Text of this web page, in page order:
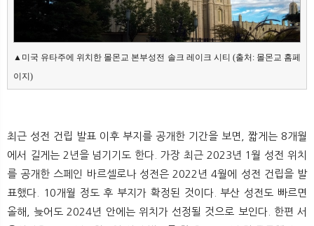
▲미국 유타주에 위치한 몰몬교 본부성전 솔크 레이크 시티 (출처: 몰몬교 홈페
이지)
최근 성전 건립 발표 이후 부지를 공개한 기간을 보면, 짧게는 8개월
에서 길게는 2년을 넘기기도 한다. 가장 최근 2023년 1월 성전 위치
를 공개한 스페인 바르셀로나 성전은 2022년 4월에 성전 건립을 발
표했다. 10개월 정도 후 부지가 확정된 것이다. 부산 성전도 빠르면
올해, 늦어도 2024년 안에는 위치가 선정될 것으로 보인다. 한편 서